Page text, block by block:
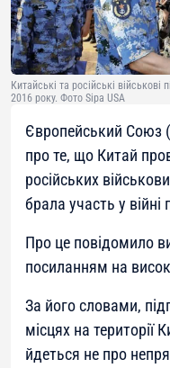
Китайські та російські
2016 року. Фото Sipa USA
Європейський Союз
про те, що Китай
російських
брала участь у війні
Про це повідомило
посиланням на
За його словами,
місцях на території
йдеться не про